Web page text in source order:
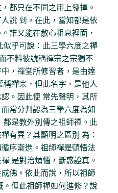
都只在不同之用上發揮。
說 到。在此，當知都是依
誰又能在散心粗息裡面，
似乎可說：此三學六度之禪
不料彼號稱禪宗之宗獨不
，禪堂所修習者，是由達
禪宗，但此名字，是他人
。因此便 常先聲明，其所
常分判認為三學六度為如
都是教外別傳之祖師禪。此
有異？其顯明之區別 為：
序漸進。祖師禪是頓悟法
是對治煩惱，斷惑證真。
佛。依此而說，所以祖師
。但此祖師禪如何進修？說